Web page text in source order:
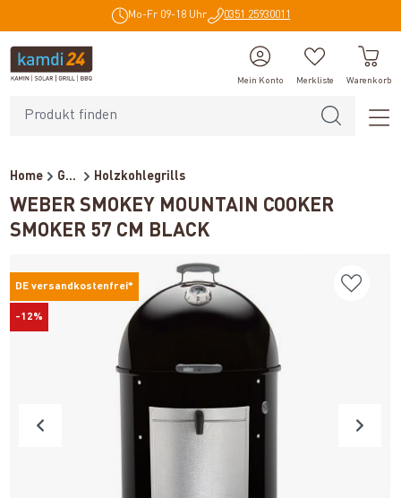
Mo-Fr 09-18 Uhr 0351 25930011
Mein Konto Merkliste Warenkorb
Home Grills Holzkohlegrills
WEBER SMOKEY MOUNTAIN COOKER
SMOKER 57 CM BLACK
DE versandkostenfrei*
-12%